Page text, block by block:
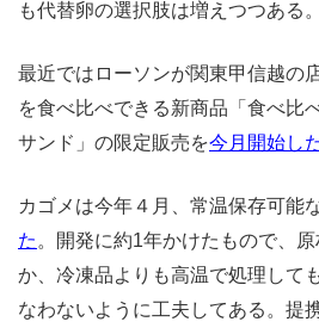
も代替卵の選択肢は増えつつある。
最近ではローソンが関東甲信越の
を食べ比べできる新商品「食べ比
サンド」の限定販売を今月開始し
カゴメは今年４月、常温保存可能
た 。開発に約1年かけたもので、
か、冷凍品よりも高温で処理して
なわないように工夫してある。提